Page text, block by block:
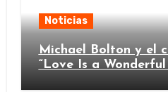
Noticias
Michael Bolton y el
“Love Is a Wonderful